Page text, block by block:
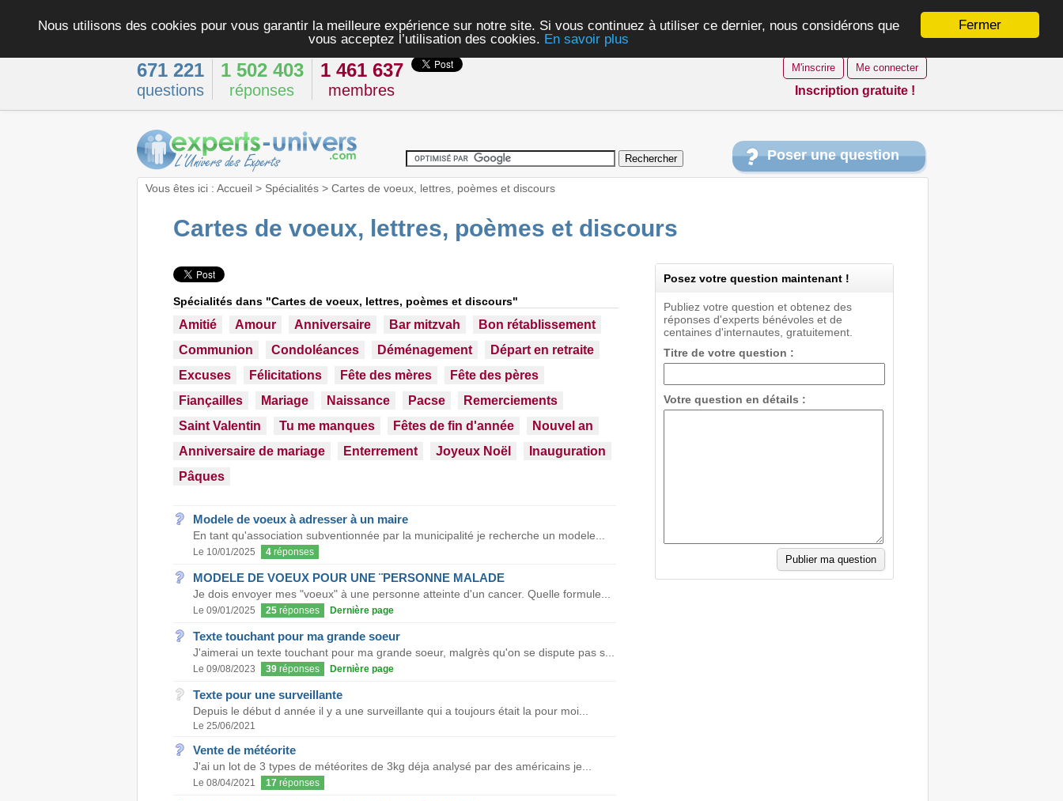
Fermer
Nous utilisons des cookies pour vous garantir la meilleure expérience sur notre site. Si vous continuez à utiliser ce dernier, nous considérons que
vous acceptez l’utilisation des cookies. En savoir plus
671 221
questions
1 502 403
réponses
1 461 637
membres
M'inscrire Me connecter
Inscription gratuite !
Poser une question
Vous êtes ici : Accueil> Spécialités> Cartes de voeux, lettres, poèmes et discours
Cartes de voeux, lettres, poèmes et discours
Spécialités dans "Cartes de voeux, lettres, poèmes et discours"
Amitié Amour Anniversaire Bar mitzvah
Bon rétablissement
Communion
Condoléances Déménagement
Départ en retraite
Excuses
Félicitations Fête des mères
Fête des pères
Fiançailles
Mariage Naissance Pacse
Remerciements
Saint Valentin
Tu me manques Fêtes de fin d'année
Nouvel an
Anniversaire de mariage
Enterrement Joyeux Noël
Inauguration
Pâques
Modele de voeux à adresser à un maire
En tant qu'association subventionnée par la municipalité je recherche un modele...
Le 10/01/2025 4réponses
MODELE DE VOEUX POUR UNE ¨PERSONNE MALADE
Je dois envoyer mes "voeux" à une personne atteinte d'un cancer. Quelle formule...
Le 09/01/2025 25réponses Dernière page
Texte touchant pour ma grande soeur
J'aimerai un texte touchant pour ma grande soeur, malgrès qu'on se dispute pas s...
Le 09/08/2023 39réponses Dernière page
Texte pour une surveillante
Depuis le début d année il y a une surveillante qui a toujours était la pour moi...
Le 25/06/2021
Vente de météorite
J'ai un lot de 3 types de météorites de 3kg déja analysé par des américains je...
Le 08/04/2021 17 réponses
Posez votre question maintenant !
Publiez votre question et obtenez des
réponses d'experts bénévoles et de
centaines d'internautes, gratuitement.
Titre de votre question :
Votre question en détails :